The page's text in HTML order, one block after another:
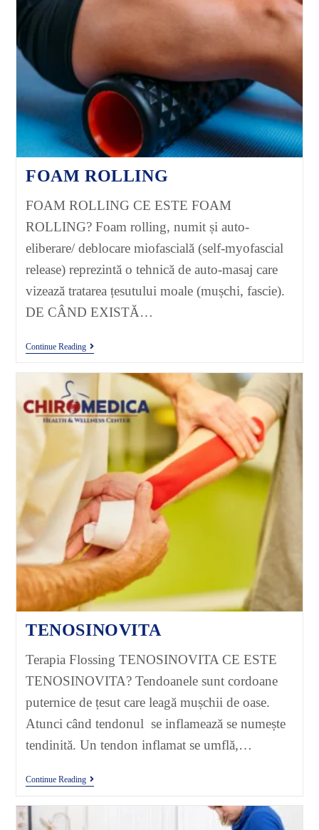
FOAM ROLLING
FOAM ROLLING CE ESTE FOAM
ROLLING? Foam rolling, numit și auto-
eliberare/ deblocare miofascială (self-myofascial
release) reprezintă o tehnică de auto-masaj care
vizează tratarea țesutului moale (mușchi, fascie).
DE CÂND EXISTĂ…
Continue Reading
TENOSINOVITA
Terapia Flossing TENOSINOVITA CE ESTE
TENOSINOVITA? Tendoanele sunt cordoane
puternice de țesut care leagă mușchii de oase.
Atunci când tendonul se inflamează se numește
tendinită. Un tendon inflamat se umflă,…
Continue Reading